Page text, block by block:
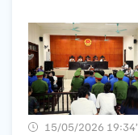
15/05/2026 19:34’